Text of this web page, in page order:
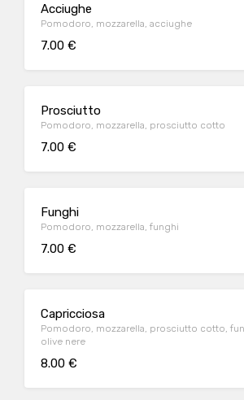
Acciughe
Pomodoro, mozzarella, acciughe
7.00 €
Prosciutto
Pomodoro, mozzarella, prosciutto cotto
7.00 €
Funghi
Pomodoro, mozzarella, funghi
7.00 €
Capricciosa
Pomodoro, mozzarella, prosciutto cotto,
olive nere
8.00 €